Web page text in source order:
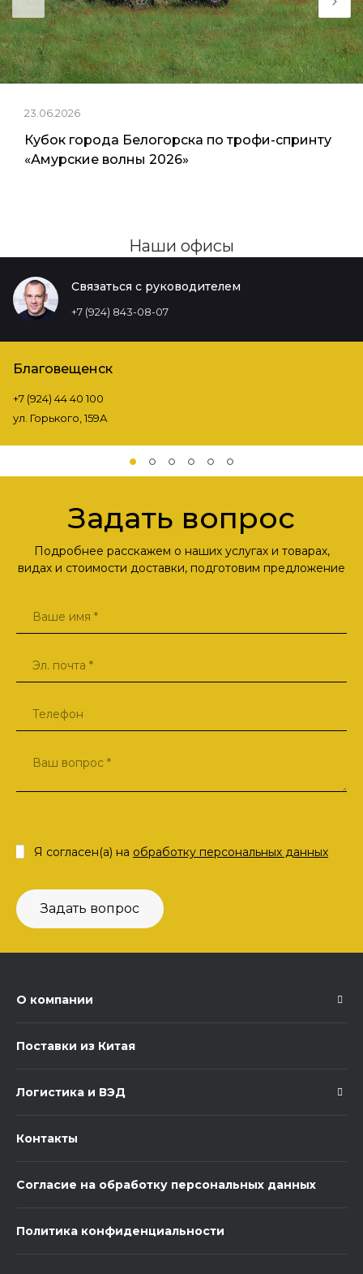
23.06.2026
Кубок города Белогорска по трофи-спринту
«Амурские волны 2026»
Наши офисы
Связаться с руководителем
+7 (924) 843-08-07
Благовещенск
+7 (924) 44 40 100
ул. Горького, 159А
Задать вопрос
Подробнее расскажем о наших услугах и товарах,
видах и стоимости доставки, подготовим предложение
Задать вопрос
Я согласен(а) на обработку персональных данных
О компании
Поставки из Китая
Логистика и ВЭД
Контакты
Согласие на обработку персональных данных
Политика конфиденциальности